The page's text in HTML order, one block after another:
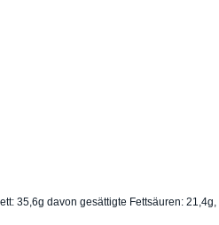
35,6g davon gesättigte Fettsäuren: